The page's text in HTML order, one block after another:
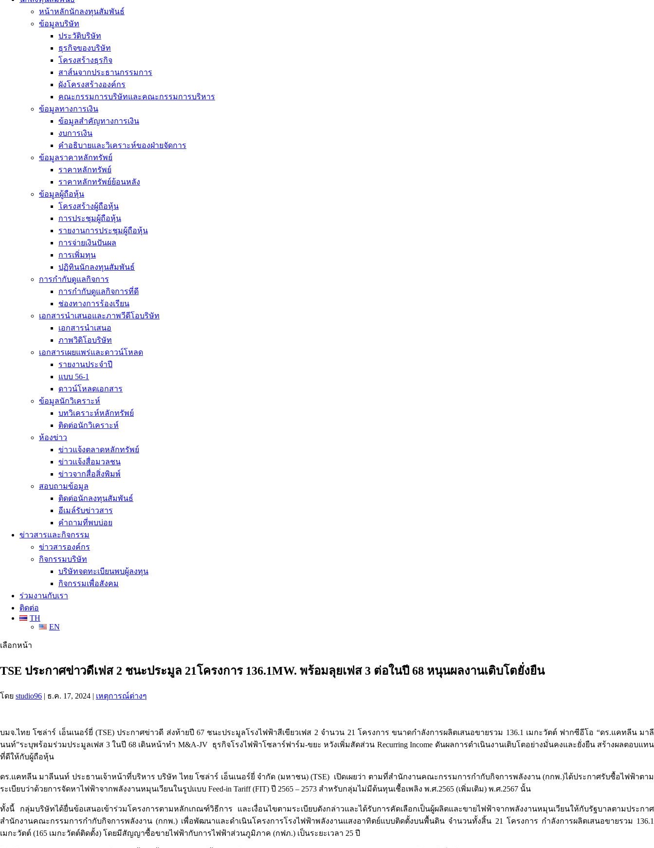
หน้าหลักนักลงทุนสัมพันธ์
ข้อมูลบริษัท
ประวัติบริษัท
ธุรกิจของบริษัท
โครงสร้างธุรกิจ
สาส์นจากประธานกรรมการ
ผังโครงสร้างองค์กร
คณะกรรมการบริษัทและคณะกรรมการบริหาร
ข้อมูลทางการเงิน
ข้อมูลสำคัญทางการเงิน
งบการเงิน
คำอธิบายและวิเคราะห์ของฝ่ายจัดการ
ข้อมูลราคาหลักทรัพย์
ราคาหลักทรัพย์
ราคาหลักทรัพย์ย้อนหลัง
ข้อมูลผู้ถือหุ้น
โครงสร้างผู้ถือหุ้น
การประชุมผู้ถือหุ้น
รายงานการประชุมผู้ถือหุ้น
การจ่ายเงินปันผล
การเพิ่มทุน
ปฏิทินนักลงทุนสัมพันธ์
การกำกับดูแลกิจการ
การกำกับดูแลกิจการที่ดี
ช่องทางการร้องเรียน
เอกสารนำเสนอและภาพวีดีโอบริษัท
เอกสารนำเสนอ
ภาพวิดิโอบริษัท
เอกสารเผยแพร่และดาวน์โหลด
รายงานประจำปี
แบบ 56-1
ดาวน์โหลดเอกสาร
ข้อมูลนักวิเคราะห์
บทวิเคราะห์หลักทรัพย์
ติดต่อนักวิเคราะห์
ห้องข่าว
ข่าวแจ้งตลาดหลักทรัพย์
ข่าวเเจ้งสื่อมวลชน
ข่าวจากสื่อสิ่งพิมพ์
สอบถามข้อมูล
ติดต่อนักลงทุนสัมพันธ์
อีเมล์รับข่าวสาร
คำถามที่พบบ่อย
ข่าวสารและกิจกรรม
ข่าวสารองค์กร
กิจกรรมบริษัท
บริษัทจดทะเบียนพบผู้ลงทุน
กิจกรรมเพื่อสังคม
ร่วมงานกับเรา
ติดต่อ
TH
EN
เลือกหน้า
TSE ประกาศข่าวดีเฟส 2 ชนะประมูล 21โครงการ 136.1MW. พร้อมลุยเฟส 3 ต่อในปี 68 หนุนผลงานเติบโตยั่งยืน
โดย studio96 | ธ.ค. 17, 2024 | เหตุการณ์ต่างๆ
บมจ.ไทย โซล่าร์ เอ็นเนอร์ยี่ (TSE) ประกาศข่าวดี ส่งท้ายปี 67 ชนะประมูลโรงไฟฟ้าสีเขียวเฟส 2 จำนวน 21 โครงการ ขนาดกำลังการผลิตเสนอขายรวม 136.1 เมกะวัตต์ ฟากซีอีโอ “ดร.แคทลีน มาลี
นนท์”ระบุพร้อมร่วมประมูลเฟส 3 ในปี 68 เดินหน้าทำ M&A-JV ธุรกิจโรงไฟฟ้าโซลาร์ฟาร์ม-ขยะ หวังเพิ่มสัดส่วน Recurring Income ดันผลการดำเนินงานเติบโตอย่างมั่นคงและยั่งยืน สร้างผลตอบแทน
ที่ดีให้กับผู้ถือหุ้น
ดร.แคทลีน มาลีนนท์ ประธานเจ้าหน้าที่บริหาร บริษัท ไทย โซล่าร์ เอ็นเนอร์ยี่ จำกัด (มหาชน) (TSE) เปิดเผยว่า ตามที่สำนักงานคณะกรรมการกำกับกิจการพลังงาน (กกพ.)ได้ประกาศรับซื้อไฟฟ้าตาม
ระเบียบว่าด้วยการจัดหาไฟฟ้าจากพลังงานหมุนเวียนในรูปแบบ Feed-in Tariff (FIT) ปี 2565 – 2573 สำหรับกลุ่มไม่มีต้นทุนเชื้อเพลิง พ.ศ.2565 (เพิ่มเติม) พ.ศ.2567 นั้น
ทั้งนี้ กลุ่มบริษัทได้ยื่นข้อเสนอเข้าร่วมโครงการตามหลักเกณฑ์วิธีการ และเงื่อนไขตามระเบียบดังกล่าวและได้รับการคัดเลือกเป็นผู้ผลิตและขายไฟฟ้าจากพลังงานหมุนเวียนให้กับรัฐบาลตามประกาศ
สำนักงานคณะกรรมการกำกับกิจการพลังงาน (กกพ.) เพื่อพัฒนาและดำเนินโครงการโรงไฟฟ้าพลังงานแสงอาทิตย์แบบติดตั้งบนพื้นดิน จำนวนทั้งสิ้น 21 โครงการ กำลังการผลิตเสนอขายรวม 136.1
เมกะวัตต์ (165 เมกะวัตต์ติดตั้ง) โดยมีสัญญาซื้อขายไฟฟ้ากับการไฟฟ้าส่วนภูมิภาค (กฟภ.) เป็นระยะเวลา 25 ปี